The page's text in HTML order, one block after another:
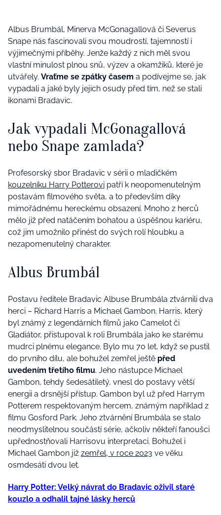
Albus Brumbál, Minerva McGonagallová či Severus
Snape nás fascinovali svou moudrostí, tajemností i
výjimečnými příběhy. Jenže každý z nich měl svou
vlastní minulost plnou snů, výzev a okamžiků, které je
utvářely. Vraťme se zpátky časem a podívejme se, jak
vypadali a jaké byly jejich osudy před tím, než se stali
ikonami Bradavic.
Jak vypadali McGonagallová
nebo Snape zamlada?
Profesorský sbor Bradavic v sérii o mladičkém
kouzelníku Harry Potterovi patří k neopomenutelným
postavám filmového světa, a to především díky
mimořádnému hereckému obsazení. Mnoho z herců
mělo již před natáčením bohatou a úspěšnou kariéru,
což jim umožnilo přinést do svých rolí hloubku a
nezapomenutelný charakter.
Albus Brumbál
Postavu ředitele Bradavic Albuse Brumbála ztvárnili dva
herci – Richard Harris a Michael Gambon. Harris, který
byl známý z legendárních filmů jako Camelot či
Gladiátor, přistupoval k roli Brumbála jako ke starému
mudrci plnému elegance. Bylo mu 70 let, když se pustil
do prvního dílu, ale bohužel zemřel ještě před
uvedením třetího filmu. Jeho nástupce Michael
Gambon, tehdy šedesátiletý, vnesl do postavy větší
energii a drsnější přístup. Gambon byl už před Harrym
Potterem respektovaným hercem, známým například z
filmu Gosford Park. Jeho ztvárnění Brumbála se stalo
neodmyslitelnou součástí série, ačkoliv někteří fanoušci
upřednostňovali Harrisovu interpretaci. Bohužel i
Michael Gambon již zemřel, v roce 2023 ve věku
osmdesáti dvou let.
Harry Potter: Velký návrat do Bradavic oživil staré
kouzlo a odhalil tajné lásky herců